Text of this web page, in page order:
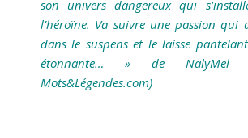
son univers dangereux qui
l’héroïne. Va suivre une passion qui
dans le suspens et le laisse
étonnante… » de NalyMel
Mots&Légendes.com)